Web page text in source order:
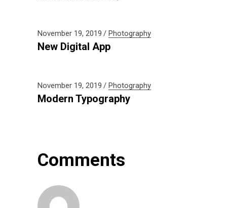
November 19, 2019 Photography
New Digital App
November 19, 2019 Photography
Modern Typography
Comments